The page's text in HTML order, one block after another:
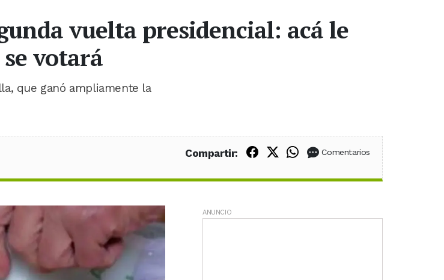
vuelta presidencial: acá le
votará
que ganó ampliamente la
Compartir: Compartir en Facebook
Compartir en X (Twitter)
Compartir en WhatsApp
Comentarios
ANUNCIO